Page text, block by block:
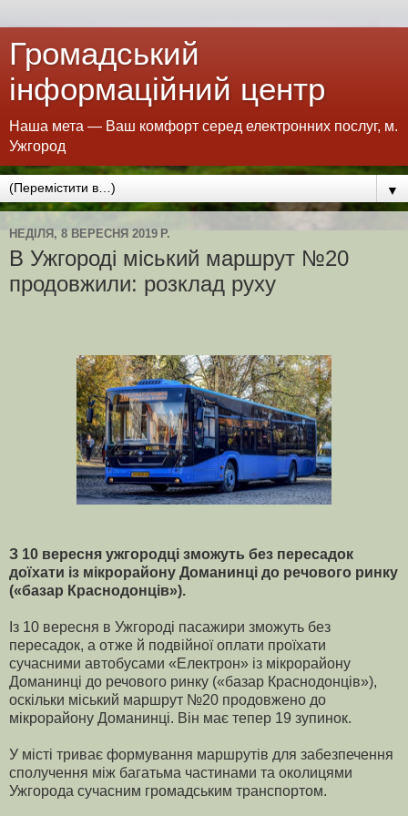
Громадський
інформаційний центр
Наша мета — Ваш комфорт серед електронних послуг, м.
Ужгород
▼
НЕДІЛЯ, 8 ВЕРЕСНЯ 2019 Р.
В Ужгороді міський маршрут №20
продовжили: розклад руху
З 10 вересня ужгородці зможуть без пересадок
доїхати із мікрорайону Доманинці до речового ринку
(«базар Краснодонців»).
Із 10 вересня в Ужгороді пасажири зможуть без
пересадок, а отже й подвійної оплати проїхати
сучасними автобусами «Електрон» із мікрорайону
Доманинці до речового ринку («базар Краснодонців»),
оскільки міський маршрут №20 продовжено до
мікрорайону Доманинці. Він має тепер 19 зупинок.
У місті триває формування маршрутів для забезпечення
сполучення між багатьма частинами та околицями
Ужгорода сучасним громадським транспортом.